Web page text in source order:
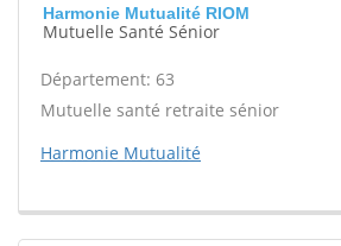
Harmonie Mutualité RIOM
Mutuelle Santé Sénior
Département: 63
Mutuelle santé retraite sénior
Harmonie Mutualité